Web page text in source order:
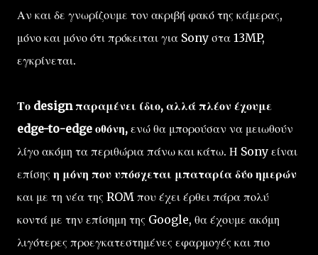
Αν και δε γνωρίζουμε τον ακριβή φακό της κάμερας,
μόνο και μόνο ότι πρόκειται για Sony στα 13MP,
εγκρίνεται.
Το design παραμένει ίδιο, αλλά πλέον έχουμε
edge-to-edge οθόνη, ενώ θα μπορούσαν να μειωθούν
λίγο ακόμη τα περιθώρια πάνω και κάτω. Η Sony είναι
επίσης η μόνη που υπόσχεται μπαταρία δύο ημερών
και με τη νέα της ROM που έχει έρθει πάρα πολύ
κοντά με την επίσημη της Google, θα έχουμε ακόμη
λιγότερες προεγκατεστημένες εφαρμογές και πιο